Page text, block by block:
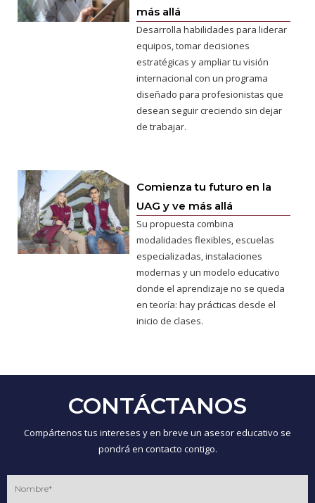
más allá
Desarrolla habilidades para liderar
equipos, tomar decisiones
estratégicas y ampliar tu visión
internacional con un programa
diseñado para profesionistas que
desean seguir creciendo sin dejar
de trabajar.
Comienza tu futuro en la
UAG y ve más allá
Su propuesta combina
modalidades flexibles, escuelas
especializadas, instalaciones
modernas y un modelo educativo
donde el aprendizaje no se queda
en teoría: hay prácticas desde el
inicio de clases.
CONTÁCTANOS
Compártenos tus intereses y en breve un asesor educativo se
pondrá en contacto contigo.